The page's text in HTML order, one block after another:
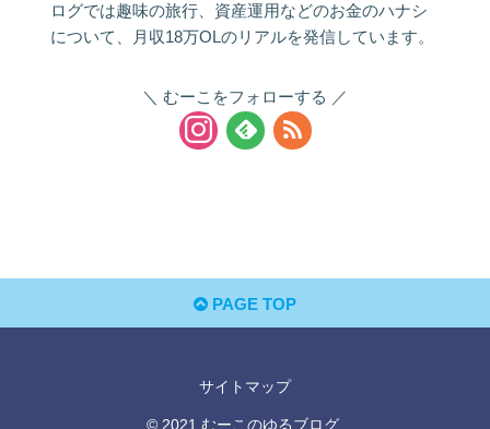
ログでは趣味の旅行、資産運用などのお金のハナシ
について、月収18万OLのリアルを発信しています。
むーこをフォローする
PAGE TOP
サイトマップ
© 2021 むーこのゆるブログ.